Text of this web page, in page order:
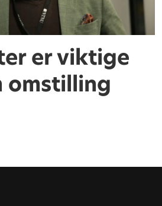
er viktige
omstilling